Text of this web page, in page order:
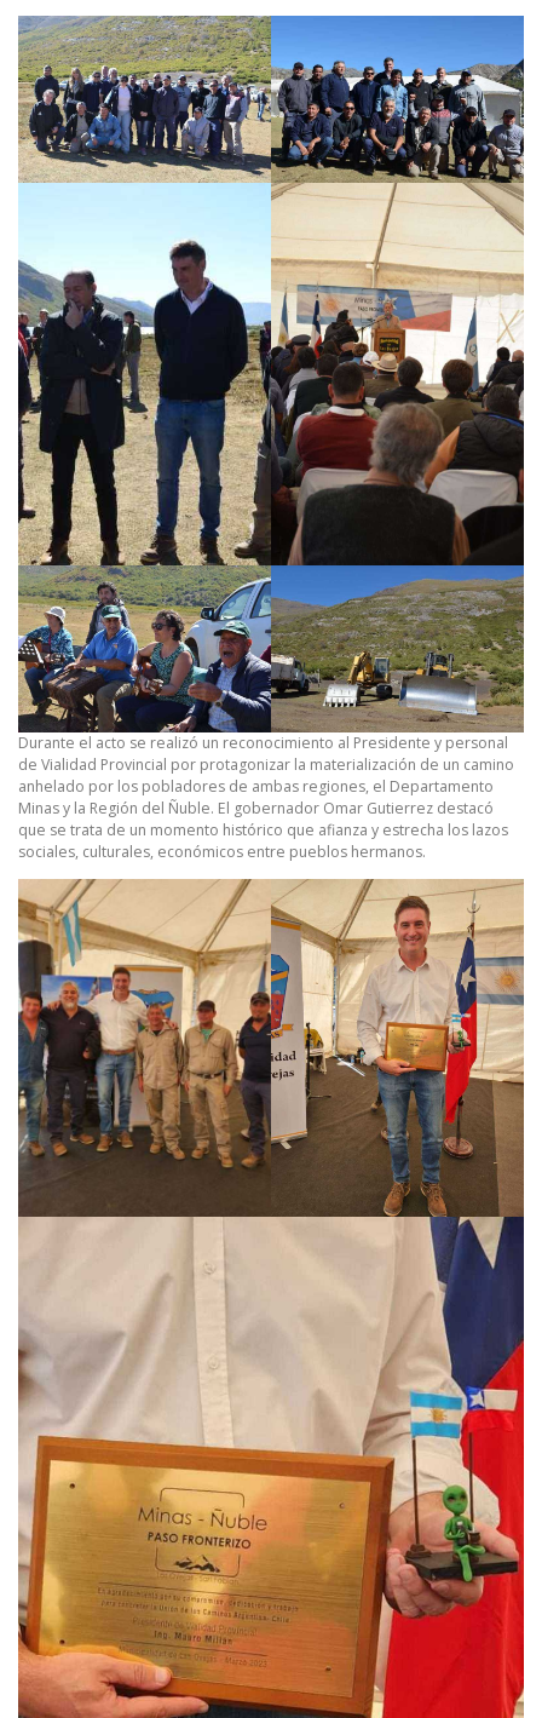
Durante el acto se realizó un reconocimiento al Presidente y personal
de Vialidad Provincial por protagonizar la materialización de un camino
anhelado por los pobladores de ambas regiones, el Departamento
Minas y la Región del Ñuble. El gobernador Omar Gutierrez destacó
que se trata de un momento histórico que afianza y estrecha los lazos
sociales, culturales, económicos entre pueblos hermanos.